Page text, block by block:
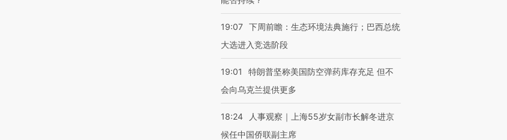
19:07 下周前瞻：生态环境法典施行；巴西总统
大选进入竞选阶段
19:01
特朗普坚称美国防空弹药库存充足 但不
会向乌克兰提供更多
18:24
人事观察｜上海55岁女副市长解冬进京
候任中国侨联副主席